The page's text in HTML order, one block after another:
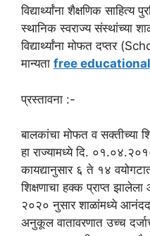
विद्यार्थ्यांना शैक्षणिक साहित्य
स्थानिक स्वराज्य संस्थांच्या
विद्यार्थ्यांना मोफत दप्तर
मान्यता free
प्रस्तावना :-
बालकांचा मोफत व सक्तीच्या
हा राज्यामध्ये दि.
कायद्यानुसार ६ ते १४
शिक्षणाचा हक्क प्राप्त
२०२० नुसार शाळांमध्ये
अनुकूल वातावरणात उच्च